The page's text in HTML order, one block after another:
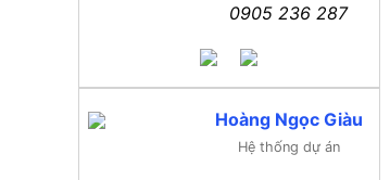
0905 236 287
Hoàng Ngọc Giàu
Hệ thống dự án